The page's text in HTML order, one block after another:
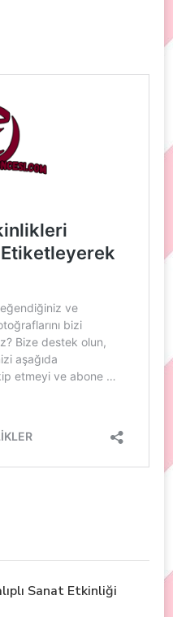
Sanat Etkinliği